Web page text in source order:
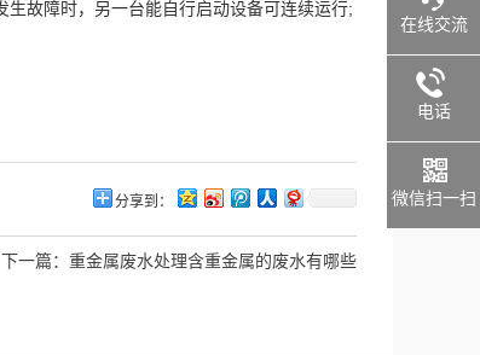
故障时，另一台能自行启动设备可连续运行;
分享到：
下一篇： 重金属废水处理含重金属的废水有哪些
在线交流
电话
微信扫一扫